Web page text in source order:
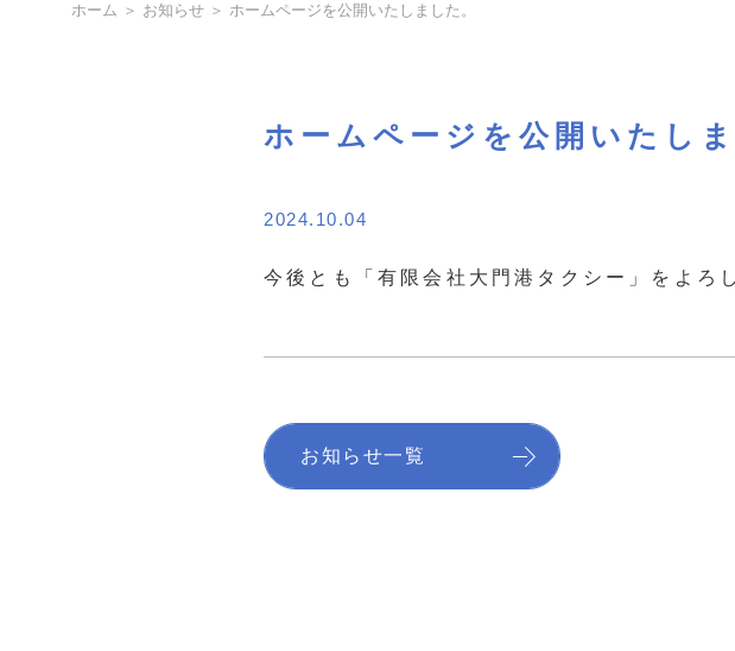
ホーム ＞ お知らせ ＞ ホームページを公開いたしました。
ホームページを公開いたしま
2024.10.04
今後とも「有限会社大門港タクシー」をよろ
お知らせ一覧